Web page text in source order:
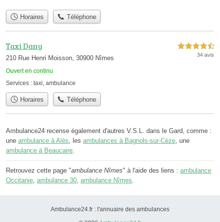
Horaires Téléphone
Taxi Dany
210 Rue Henri Moisson, 30900 Nîmes
Ouvert en continu
4,5 étoiles sur 5
34 avis
Services : taxi, ambulance
Horaires Téléphone
Ambulance24 recense également d'autres V.S.L. dans le Gard, comme :
une ambulance à Alès, les ambulances à Bagnols-sur-Cèze, une
ambulance à Beaucaire.
Retrouvez cette page "ambulance Nîmes" à l'aide des liens : ambulance
Occitanie, ambulance 30, ambulance Nîmes.
Ambulance24.fr : l'annuaire des ambulances